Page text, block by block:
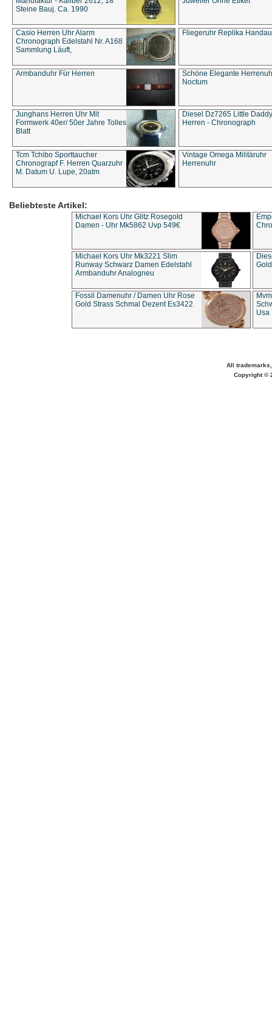
Steine Bauj. Ca. 1990
Casio Herren Uhr Alarm
Chronograph Edelstahl Nr. A168
Sammlung Läuft,
Fliegeruhr Replika
Armbanduhr Für Herren
Schöne Elegante
Noctum
Junghans Herren Uhr Mit
Formwerk 40er/ 50er Jahre Tolles
Blatt
Diesel Dz7265 Little Daddy
Herren - Chronograph
Tcm Tchibo Sporttaucher
Chronograpf F. Herren Quarzuhr
M. Datum U. Lupe, 20atm
Vintage Omega Militäruhr
Herrenuhr
Beliebteste Artikel:
Michael Kors Uhr Glitz Rosegold
Damen - Uhr Mk5862 Uvp 549€
Michael Kors Uhr Mk3221 Slim
Runway Schwarz Damen Edelstahl
Armbanduhr Analogneu
Fossil Damenuhr / Damen Uhr Rose
Gold Strass Schmal Dezent Es3422
Usa
All
Copyright ©